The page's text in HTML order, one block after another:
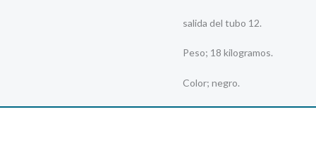
salida del tubo 12.
Peso; 18 kilogramos.
Color; negro.